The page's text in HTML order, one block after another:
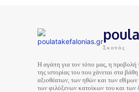
Σκοπός
Η αγάπη για τον τόπο μας, η προβολή
της ιστορίας του που χάνεται στα
αξιοθέατων, των ηθών και των
των φιλόξενων κατοίκων του και των